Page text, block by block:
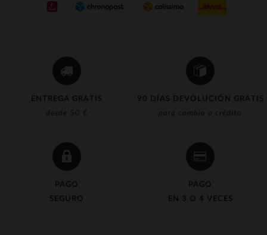
ENTREGA GRATIS
desde 50 €
90 DÍAS DEVOLUCIÓN GRATIS
para cambio o crédito
PAGO
SEGURO
PAGO
EN 3 O 4 VECES